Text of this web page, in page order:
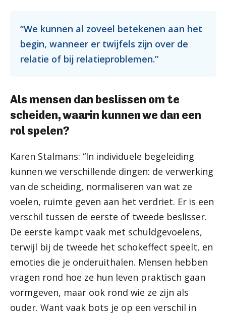
“We kunnen al zoveel betekenen aan het
begin, wanneer er twijfels zijn over de
relatie of bij relatieproblemen.”
Als mensen dan beslissen om te
scheiden, waarin kunnen we dan een
rol spelen?
Karen Stalmans: “In individuele begeleiding
kunnen we verschillende dingen: de verwerking
van de scheiding, normaliseren van wat ze
voelen, ruimte geven aan het verdriet. Er is een
verschil tussen de eerste of tweede beslisser.
De eerste kampt vaak met schuldgevoelens,
terwijl bij de tweede het schokeffect speelt, en
emoties die je onderuithalen. Mensen hebben
vragen rond hoe ze hun leven praktisch gaan
vormgeven, maar ook rond wie ze zijn als
ouder. Want vaak bots je op een verschil in